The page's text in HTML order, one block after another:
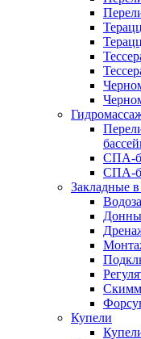
СПА-
СПА-
Закладные
Купели